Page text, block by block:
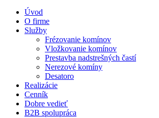
Úvod
O firme
Služby
Frézovanie komínov
Vložkovanie komínov
Prestavba nadstrešných častí
Nerezové komíny
Desatoro
Realizácie
Cenník
Dobre vedieť
B2B spolupráca